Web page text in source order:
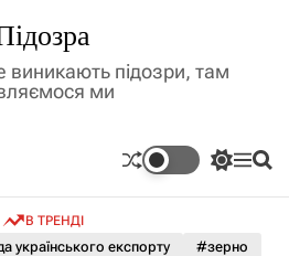
підозри, там
ми
П
м
М П
В ТРЕНДІ
українського експорту
#зерно